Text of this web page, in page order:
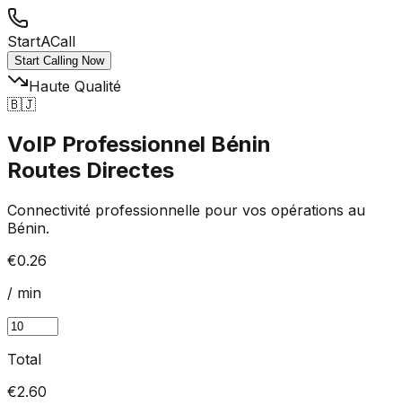
StartACall
Start Calling Now
Haute Qualité
🇧🇯
VoIP Professionnel Bénin
Routes Directes
Connectivité professionnelle pour vos opérations au
Bénin.
€0.26
/ min
Total
€2.60